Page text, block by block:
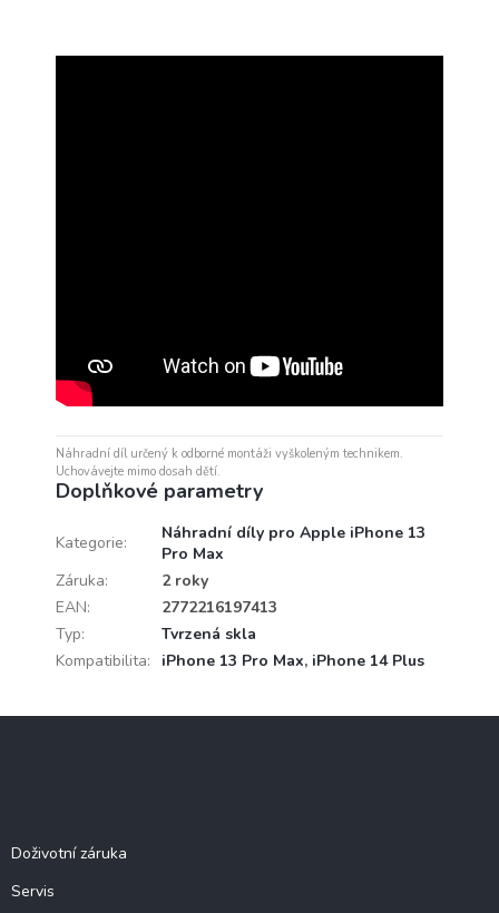
Náhradní díl určený k odborné montáži vyškoleným technikem.
Uchovávejte mimo dosah dětí.
Doplňkové parametry
Kategorie:
Náhradní díly pro Apple iPhone 13
Pro Max
Záruka:
2 roky
EAN:
2772216197413
Typ:
Tvrzená skla
Kompatibilita: iPhone 13 Pro Max, iPhone 14 Plus
Doživotní záruka
Servis